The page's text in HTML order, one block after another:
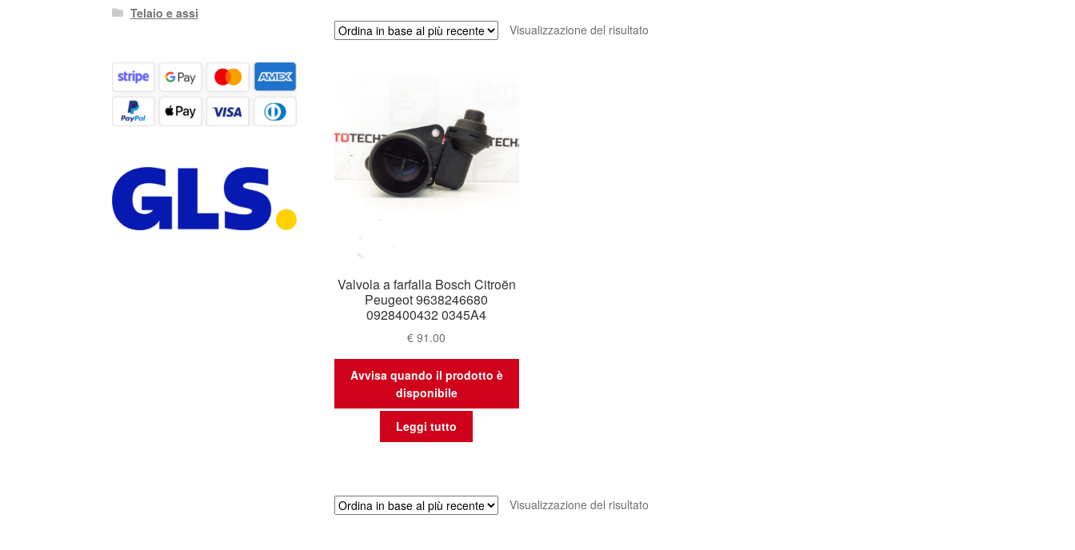
Visualizzazione del risultato
Valvola a farfalla Bosch Citroën
Peugeot 9638246680
0928400432 0345A4
€ 91.00
Avvisa quando il prodotto è
disponibile
Leggi tutto
Visualizzazione del risultato
Telaio e assi